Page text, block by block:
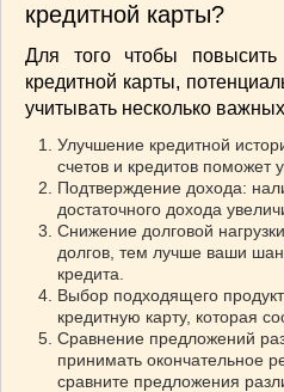
кредитной карты?
Для того чтобы повысить
кредитной карты,
учитывать несколько
Улучшение кредитной
счетов и кредитов поможет
Подтверждение дохода:
достаточного дохода
Снижение долговой
долгов, тем лучше ваши
кредита.
Выбор подходящего
кредитную карту, которая
Сравнение предложений
принимать окончательное
сравните предложения